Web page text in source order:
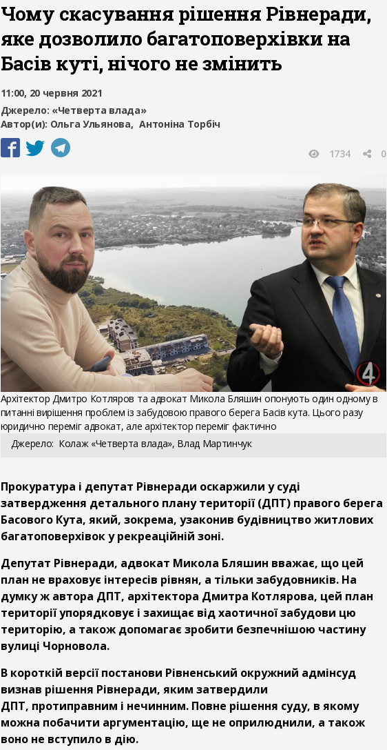
Чому скасування рішення Рівнеради,
яке дозволило багатоповерхівки на
Басів куті, нічого не змінить
11:00, 20 червня 2021
Джерело: «Четверта влада»
Автор(и): Ольга Ульянова Антоніна Торбіч
1734 0
Архітектор Дмитро Котляров та адвокат Микола Бляшин опонують один одному в
питанні вирішення проблем із забудовою правого берега Басів кута. Цього разу
юридично переміг адвокат, але архітектор переміг фактично
Джерело Колаж «Четверта влада», Влад Мартинчук
Прокуратура і депутат Рівнеради оскаржили у суді
затвердження детального плану території (ДПТ) правого берега
Басового Кута, який, зокрема, узаконив будівництво житлових
багатоповерхівок у рекреаційній зоні.
Депутат Рівнеради, адвокат Микола Бляшин вважає, що цей
план не враховує інтересів рівнян, а тільки забудовників. На
думку ж автора ДПТ, архітектора Дмитра Котлярова, цей план
території упорядковує і захищає від хаотичної забудови цю
територію, а також допомагає зробити безпечнішою частину
вулиці Чорновола.
В короткій версії постанови Рівненський окружний адмінсуд
визнав рішення Рівнеради, яким затвердили
ДПТ, протиправним і нечинним. Повне рішення суду, в якому
можна побачити аргументацію, ще не оприлюднили, а також
воно не вступило в дію.